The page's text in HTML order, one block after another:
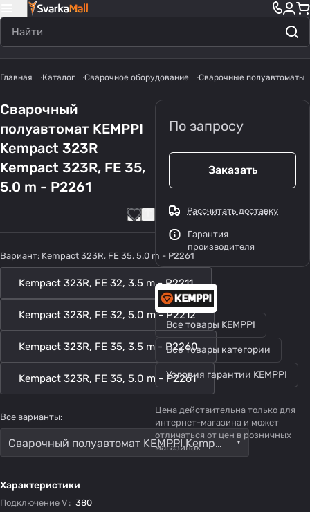
Главная Каталог Сварочное оборудование Сварочные полуавтоматы
Сварочный
полуавтомат KEMPPI
Kempact 323R
Kempact 323R, FE 35,
5.0 m - P2261
Вариант: Kempact 323R, FE 35, 5.0 m - P2261
Kempact 323R, FE 32, 3.5 m - P2211
Kempact 323R, FE 32, 5.0 m - P2212
Kempact 323R, FE 35, 3.5 m - P2260
Kempact 323R, FE 35, 5.0 m - P2261
Все варианты:
Сварочный полуавтомат KEMPPI Kempact 323R Kempact 323R, FE 35, 5.0 m - P2261
Характеристики
Подключение V : 380
По запросу
Заказать
Рассчитать доставку
Гарантия
производителя
Все товары KEMPPI
Все товары категории
Условия гарантии KEMPPI
Цена действительна только для
интернет-магазина и может
отличаться от цен в розничных
магазинах